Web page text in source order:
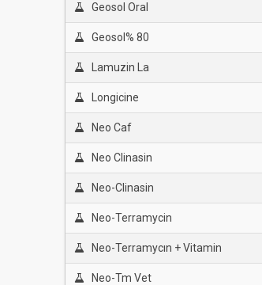
Geosol Oral
Geosol% 80
Lamuzin La
Longicine
Neo Caf
Neo Clinasin
Neo-Clinasin
Neo-Terramycin
Neo-Terramycın + Vitamin
Neo-Tm Vet